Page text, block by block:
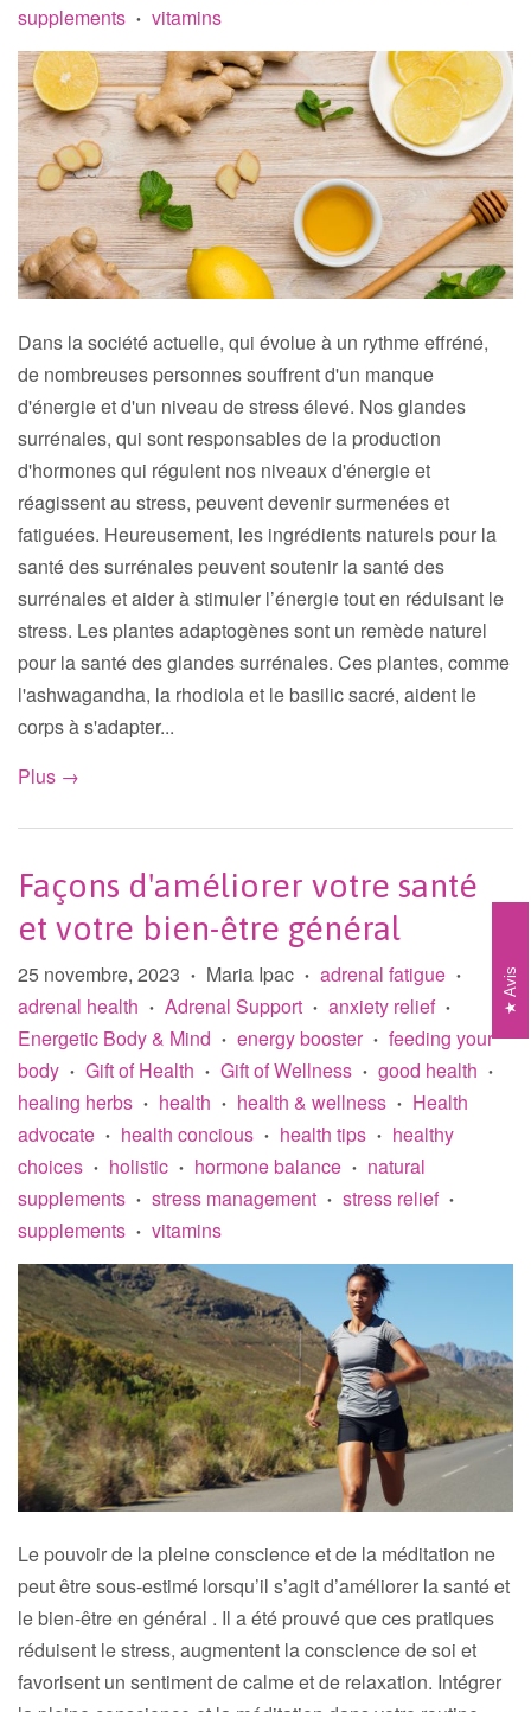
supplements • vitamins
Dans la société actuelle, qui évolue à un rythme effréné,
de nombreuses personnes souffrent d'un manque
d'énergie et d'un niveau de stress élevé. Nos glandes
surrénales, qui sont responsables de la production
d'hormones qui régulent nos niveaux d'énergie et
réagissent au stress, peuvent devenir surmenées et
fatiguées. Heureusement, les ingrédients naturels pour la
santé des surrénales peuvent soutenir la santé des
surrénales et aider à stimuler l’énergie tout en réduisant le
stress. Les plantes adaptogènes sont un remède naturel
pour la santé des glandes surrénales. Ces plantes, comme
l'ashwagandha, la rhodiola et le basilic sacré, aident le
corps à s'adapter...
Plus →
Façons d'améliorer votre santé
et votre bien-être général
25 novembre, 2023 • Maria Ipac • adrenal fatigue •
adrenal health • Adrenal Support • anxiety relief •
Energetic Body & Mind • energy booster • feeding your
body • Gift of Health • Gift of Wellness • good health •
healing herbs • health • health & wellness •
Health
advocate • health concious • health tips •
healthy
choices • holistic • hormone balance •
natural
supplements • stress management • stress relief •
supplements • vitamins
Le pouvoir de la pleine conscience et de la méditation ne
peut être sous-estimé lorsqu’il s’agit d’améliorer la santé et
le bien-être en général . Il a été prouvé que ces pratiques
réduisent le stress, augmentent la conscience de soi et
favorisent un sentiment de calme et de relaxation. Intégrer
Avis